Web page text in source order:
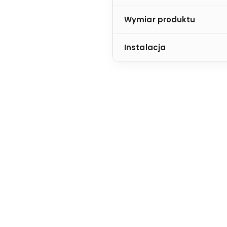
Wymiar produktu
Instalacja